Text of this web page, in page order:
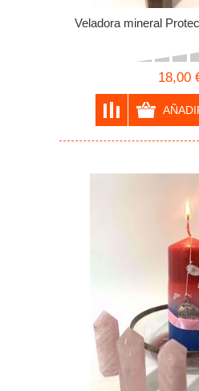
Veladora mineral
18,00